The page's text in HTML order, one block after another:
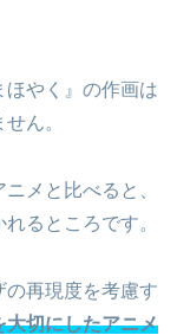
やく』の作画は
ん。
メと比べると、
るところです。
の再現度を考慮す
大切にしたアニメ